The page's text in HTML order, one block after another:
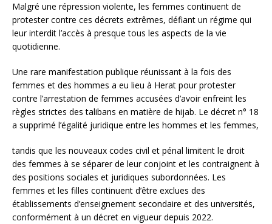
Malgré une répression violente, les femmes continuent de
protester contre ces décrets extrêmes, défiant un régime qui
leur interdit l’accès à presque tous les aspects de la vie
quotidienne.
Une rare manifestation publique réunissant à la fois des
femmes et des hommes a eu lieu à Herat pour protester
contre l’arrestation de femmes accusées d’avoir enfreint les
règles strictes des talibans en matière de hijab. Le décret n° 18
a supprimé l’égalité juridique entre les hommes et les femmes,
tandis que les nouveaux codes civil et pénal limitent le droit
des femmes à se séparer de leur conjoint et les contraignent à
des positions sociales et juridiques subordonnées. Les
femmes et les filles continuent d’être exclues des
établissements d’enseignement secondaire et des universités,
conformément à un décret en vigueur depuis 2022.